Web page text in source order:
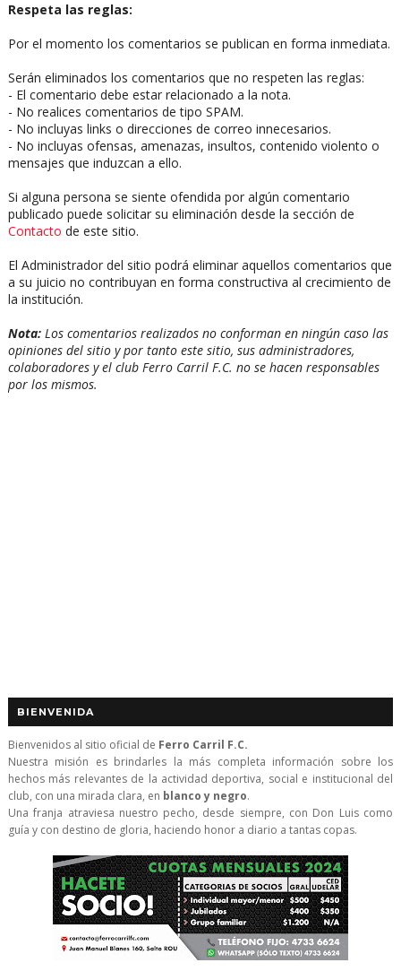
Respeta las reglas:
Por el momento los comentarios se publican en forma inmediata.
Serán eliminados los comentarios que no respeten las reglas:
- El comentario debe estar relacionado a la nota.
- No realices comentarios de tipo SPAM.
- No incluyas links o direcciones de correo innecesarios.
- No incluyas ofensas, amenazas, insultos, contenido violento o
mensajes que induzcan a ello.
Si alguna persona se siente ofendida por algún comentario
publicado puede solicitar su eliminación desde la sección de
Contacto de este sitio.
El Administrador del sitio podrá eliminar aquellos comentarios que
a su juicio no contribuyan en forma constructiva al crecimiento de
la institución.
Nota:Los comentarios realizados no conforman en ningún caso las
opiniones del sitio y por tanto este sitio, sus administradores,
colaboradores y el club Ferro Carril F.C. no se hacen responsables
por los mismos.
BIENVENIDA
Bienvenidos al sitio oficial de Ferro Carril F.C.
Nuestra misión es brindarles la más completa información sobre los
hechos más relevantes de la actividad deportiva, social e institucional del
club, con una mirada clara, en blanco y negro.
Una franja atraviesa nuestro pecho, desde siempre, con Don Luis como
guía y con destino de gloria, haciendo honor a diario a tantas copas.